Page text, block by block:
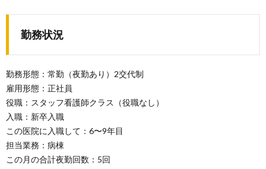
勤務状況
勤務形態：常勤（夜勤あり）2交代制
雇用形態：正社員
役職：スタッフ看護師クラス（役職なし）
入職：新卒入職
この医院に入職して：6〜9年目
担当業務：病棟
この月の合計夜勤回数：5回